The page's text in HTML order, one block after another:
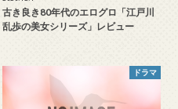
古き良き80年代のエログロ「江戸川
乱歩の美女シリーズ」レビュー
ドラマ